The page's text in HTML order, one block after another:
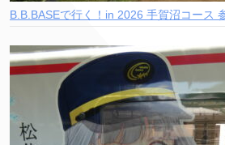
B.B.BASEで行く！in 2026 手賀沼コース